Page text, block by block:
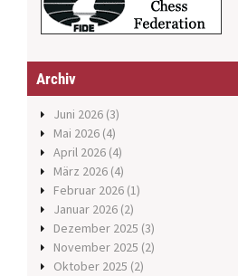
Archiv
Juni 2026 (3)
Mai 2026 (4)
April 2026 (4)
März 2026 (4)
Februar 2026 (1)
Januar 2026 (2)
Dezember 2025 (3)
November 2025 (2)
Oktober 2025 (2)